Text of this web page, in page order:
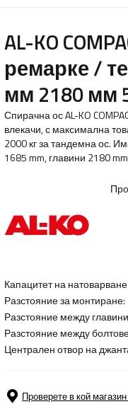
AL-KO
ремарке /
мм 2180 мм
Спирачна ос AL-KO
влекачи, с максимална
2000 кг за тандемна ос.
1685 mm, главини 2180
Капацитет на
Разстояние за монтиране:
Разстояние между
Разстояние между
Централен отвор на
Проверете в кой